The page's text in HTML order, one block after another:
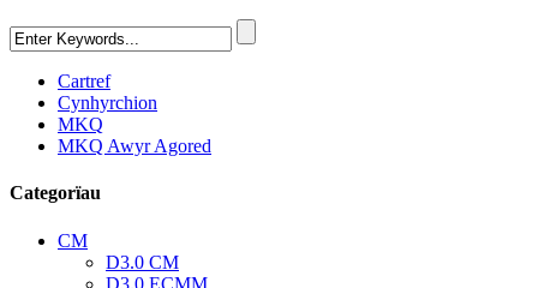
Cartref
Cynhyrchion
MKQ
MKQ Awyr Agored
Categorïau
CM
D3.0 CM
D3.0 ECMM